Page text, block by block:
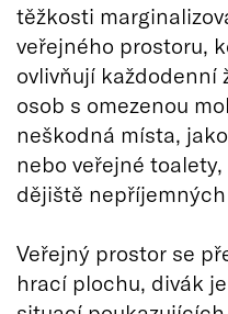
těžkosti
veřejného prostoru,
ovlivňují každodenní
osob s omezenou
neškodná místa,
nebo veřejné
dějiště
Veřejný prostor se
hrací plochu, divák